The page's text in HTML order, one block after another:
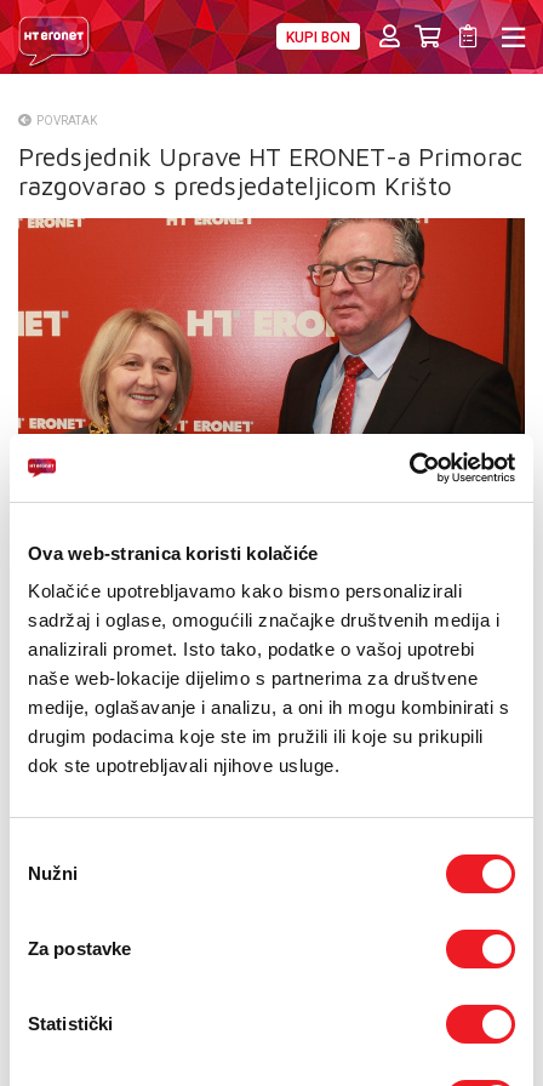
Ova web-stranica koristi kolačiće
Kolačiće upotrebljavamo kako bismo personalizirali
sadržaj i oglase, omogućili značajke društvenih medija i
analizirali promet. Isto tako, podatke o vašoj upotrebi
naše web-lokacije dijelimo s partnerima za društvene
medije, oglašavanje i analizu, a oni ih mogu kombinirati s
drugim podacima koje ste im pružili ili koje su prikupili
dok ste upotrebljavali njihove usluge.
pristanka
Nužni
Za postavke
Statistički
KUPI BON
O NAMA
VELEPRODAJA
KONTAKTI
MOJ PROFIL
PODRŠKA
TELEFONSKI IMENIK
POVRATAK
Predsjednik Uprave HT ERONET-a Primorac
razgovarao s predsjedateljicom Krišto
16.02.2018.
Predsjedateljica Zastupničkog doma Parlamentarne
skupštine BiH Borjana Krišto posjetila je HT ERONET, gdje
je razgovarala s predsjednikom Uprave Vilimom
Primorcem. Predsjednik Uprave HT ERONET-a Vilim
Primorac zahvalio je gđi Krišto na posjetu te ju izvijestio
o trenutačnom stanju u tvrtki, rezultatima poslovanja za
Krišto na posjetu te ju izvijestio o trenutačnom stanju u tvrtki,
rezultatima poslovanja za 2017. te planovima za ovu godinu.
probleme i negativnosti kojima je bila opterećena prije nekoliko
godina, u vrijeme kada ju je preuzimala sadašnja Uprava. HT
troškovima, a naš cilj je – daljnja stabilizacija, uvećanje vrijednosti
Radimo na poboljšanju i širenju mreže, povećanju broja korisnika,